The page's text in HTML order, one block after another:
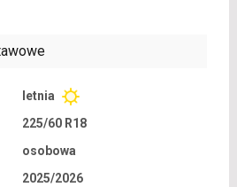
letnia
225/60 R18
osobowa
2025/2026